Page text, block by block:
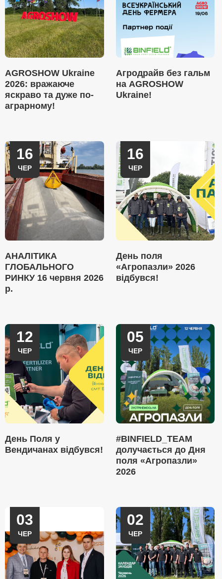
AGROSHOW Ukraine
2026: вражаюче
яскраво та дуже по-
аграрному!
Агродрайв без гальм
на AGROSHOW
Ukraine!
16
ЧЕР
АНАЛІТИКА
ГЛОБАЛЬНОГО
РИНКУ 16 червня 2026
р.
16
ЧЕР
День поля
«Агропазли» 2026
відбувся!
12
ЧЕР
День Поля у
Вендичанах відбувся!
05
ЧЕР
#BINFIELD_TEAM
долучається до Дня
поля «Агропазли»
2026
03
ЧЕР
02
ЧЕР